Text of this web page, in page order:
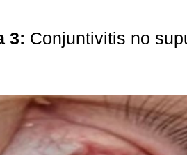
3: Conjuntivitis no